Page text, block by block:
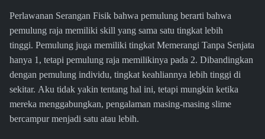
Perlawanan Serangan Fisik bahwa pemulung berarti bahwa
pemulung raja memiliki skill yang sama satu tingkat lebih
tinggi. Pemulung juga memiliki tingkat Memerangi Tanpa Senjata
hanya 1, tetapi pemulung raja memilikinya pada 2. Dibandingkan
dengan pemulung individu, tingkat keahliannya lebih tinggi di
sekitar. Aku tidak yakin tentang hal ini, tetapi mungkin ketika
mereka menggabungkan, pengalaman masing-masing slime
bercampur menjadi satu atau lebih.